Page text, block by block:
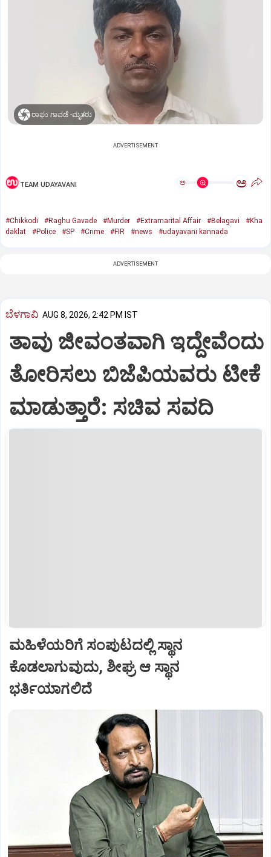
ರಾಘು ಗಾವಡೆ -ಮೃತರು
ADVERTISEMENT
TEAM UDAYAVANI ಅ ಅ
#Chikkodi #Raghu Gavade #Murder #Extramarital Affair #Belagavi
#Kha
daklat
#Police #SP #Crime #FIR #news #udayavani kannada
ADVERTISEMENT
ಬೆಳಗಾವಿ AUG 8, 2026, 2:42 PM IST
ತಾವು ಜೀವಂತವಾಗಿ ಇದ್ದೇವೆಂದು
ತೋರಿಸಲು ಬಿಜೆಪಿಯವರು ಟೀಕೆ
ಮಾಡುತ್ತಾರೆ: ಸಚಿವ ಸವದಿ
ಮಹಿಳೆಯರಿಗೆ ಸಂಪುಟದಲ್ಲಿ ಸ್ಥಾನ
ಕೊಡಲಾಗುವುದು, ಶೀಘ್ರ ಆ ಸ್ಥಾನ
ಭರ್ತಿಯಾಗಲಿದೆ